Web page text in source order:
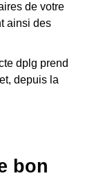
de votre
ainsi des
dplg prend
depuis la
bon